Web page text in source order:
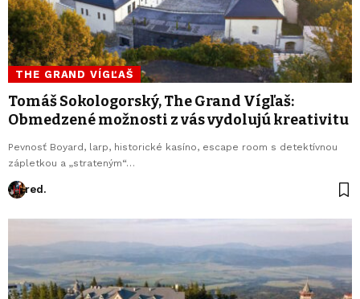
THE GRAND VÍGĽAŠ
Tomáš Sokologorský, The Grand Vígľaš:
Obmedzené možnosti z vás vydolujú kreativitu
Pevnosť Boyard, larp, historické kasíno, escape room s detektívnou
zápletkou a „strateným“…
red.